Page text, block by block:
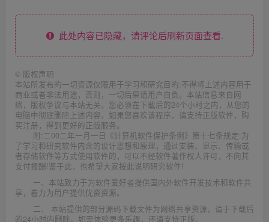
此处内容已隐藏，请评论后刷新页面查看.
© 版权声明
本站所发布的一切资源仅限用于学习和研究目的;不得将上述内容用于
商业或者非法用途，否则，一切后果请用户自负。本站信息来自网
络，版权争议与本站无关。您必须在下载后的24个小时之内，从您的
电脑中彻底删除上述内容。如果您喜欢该程序，请支持正版软件，购
买注册，得到更好的正版服务。
附:二00二年一月一日《计算机软件保护条例》第十七条规定:为
了学习和研究软件内含的设计思想和原理，通过安装、显示、传输或
者存储软件等方式使用软件的，可以不经软件著作权人许可，不向其
支付报酬!鉴于此，也希望大家按此说明研究软件!
一、本站致力于为软件爱好者提供国内外软件开发技术和软件共
享，着力为用户提供优资资源。
二、 本站提供的部分源码下载文件为网络共享资源，请于下载后
的24小时内删除。如需体验更多乐趣，还请支持正版。